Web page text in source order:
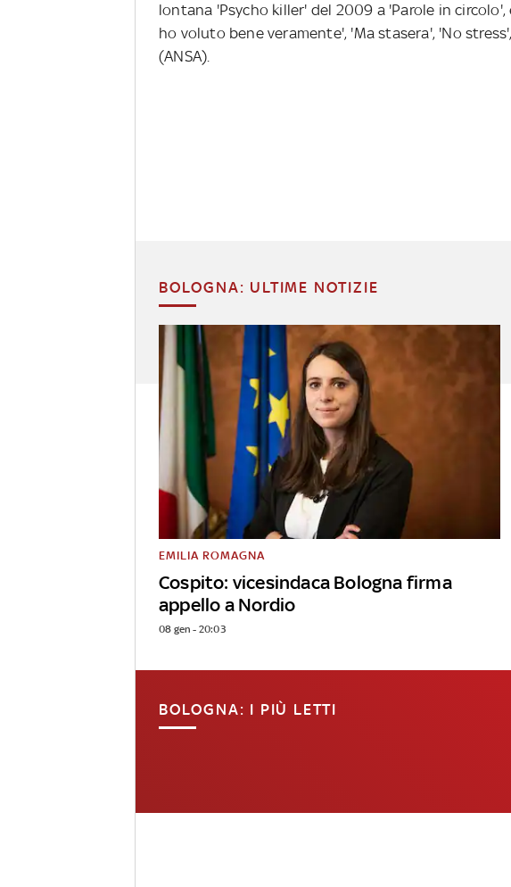
lontana 'Psycho killer' del 2009 a 'Parole in
ho voluto bene veramente', 'Ma stasera', 'No
(ANSA).
BOLOGNA: ULTIME NOTIZIE
Cospito: vicesindaca Bologna firma
appello a Nordio
EMILIA ROMAGNA
08 gen - 20:03
BOLOGNA: I PIÙ LETTI